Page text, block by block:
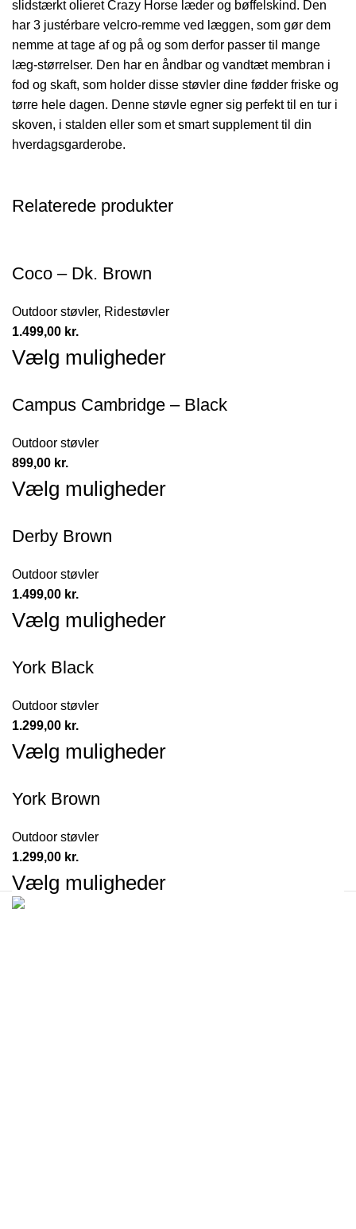
slidstærkt olieret Crazy Horse læder og bøffelskind. Den
har 3 justérbare velcro-remme ved læggen, som gør dem
nemme at tage af og på og som derfor passer til mange
læg-størrelser. Den har en åndbar og vandtæt membran i
fod og skaft, som holder disse støvler dine fødder friske og
tørre hele dagen. Denne støvle egner sig perfekt til en tur i
skoven, i stalden eller som et smart supplement til din
hverdagsgarderobe.
Relaterede produkter
Coco – Dk. Brown
Outdoor støvler, Ridestøvler
1.499,00 kr.
Vælg muligheder
Campus Cambridge – Black
Outdoor støvler
899,00 kr.
Vælg muligheder
Derby Brown
Outdoor støvler
1.499,00 kr.
Vælg muligheder
York Black
Outdoor støvler
1.299,00 kr.
Vælg muligheder
York Brown
Outdoor støvler
1.299,00 kr.
Vælg muligheder